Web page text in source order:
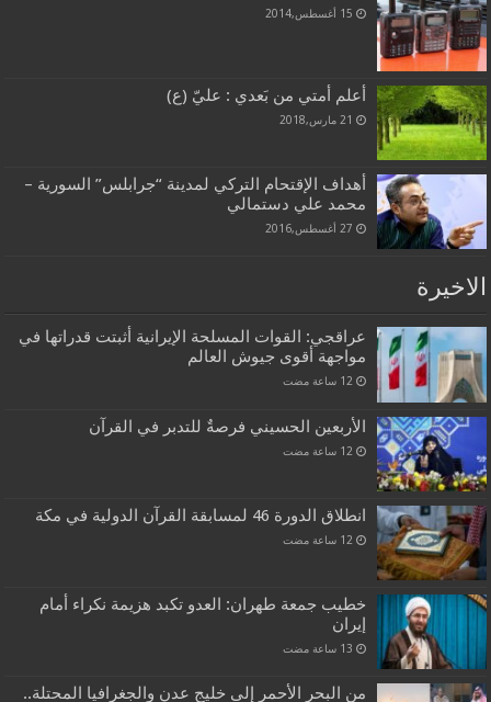
15 أغسطس,2014
أعلم أمتي من بَعدي : عليّ (ع)
21 مارس,2018
أهداف الإقتحام التركي لمدينة “جرابلس” السورية –
محمد علي دستمالي
27 أغسطس,2016
الاخيرة
عراقجي: القوات المسلحة الإيرانية أثبتت قدراتها في
مواجهة أقوى جيوش العالم
‏12 ساعة مضت
الأربعين الحسيني فرصةٌ للتدبر في القرآن
انطلاق الدورة 46 لمسابقة القرآن الدولية في مكة
خطيب جمعة طهران: العدو تكبد هزيمة نكراء أمام
إيران
من البحر الأحمر إلى خليج عدن والجغرافيا المحتلة..